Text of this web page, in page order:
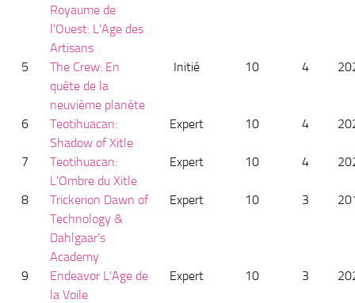
Royaume de
l'Ouest: L'Age des
Artisans
5
The Crew: En
quête de la
neuvième planète
Initié 10 4
6
Teotihuacan:
Shadow of Xitle
Expert 10 4
7
Teotihuacan:
L'Ombre du Xitle
Expert 10 4
8
Trickerion Dawn of
Technology &
Dahlgaar's
Academy
Expert 10 3
9
Endeavor L'Age de
la Voile
Expert 10 3